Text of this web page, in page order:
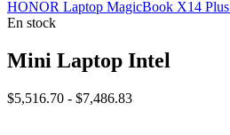
HONOR Laptop MagicBook X14 Plus
En stock
Mini Laptop Intel
$5,516.70 - $7,486.83Rango